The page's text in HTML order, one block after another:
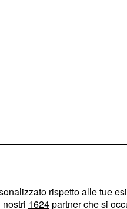
rispetto alle tue
1624partner che si